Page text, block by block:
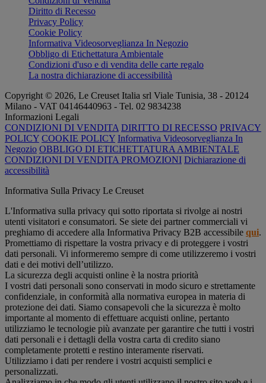
Diritto di Recesso
Privacy Policy
Cookie Policy
Informativa Videosorveglianza In Negozio
Obbligo di Etichettatura Ambientale
Condizioni d'uso e di vendita delle carte regalo
La nostra dichiarazione di accessibilità
Copyright © 2026, Le Creuset Italia srl ​​Viale Tunisia, 38 - 20124
Milano - VAT 04146440963 - Tel. 02 9834238
Informazioni Legali
CONDIZIONI DI VENDITA DIRITTO DI RECESSO PRIVACY
POLICY COOKIE POLICY Informativa Videosorveglianza In
Negozio OBBLIGO DI ETICHETTATURA AMBIENTALE
CONDIZIONI DI VENDITA PROMOZIONI Dichiarazione di
accessibilità
Informativa Sulla Privacy Le Creuset
L'Informativa sulla privacy qui sotto riportata si rivolge ai nostri
utenti visitatori e consumatori. Se siete dei partner commerciali vi
preghiamo di accedere alla Informativa Privacy B2B accessibile qui.
Promettiamo di rispettare la vostra privacy e di proteggere i vostri
dati personali. Vi informeremo sempre di come utilizzeremo i vostri
dati e dei motivi dell’utilizzo.
La sicurezza degli acquisti online è la nostra priorità
I vostri dati personali sono conservati in modo sicuro e strettamente
confidenziale, in conformità alla normativa europea in materia di
protezione dei dati. Siamo consapevoli che la sicurezza è molto
importante al momento di effettuare acquisti online, pertanto
utilizziamo le tecnologie più avanzate per garantire che tutti i vostri
dati personali e i dettagli della vostra carta di credito siano
completamente protetti e restino interamente riservati.
Utilizziamo i dati per rendere i vostri acquisti semplici e
personalizzati.